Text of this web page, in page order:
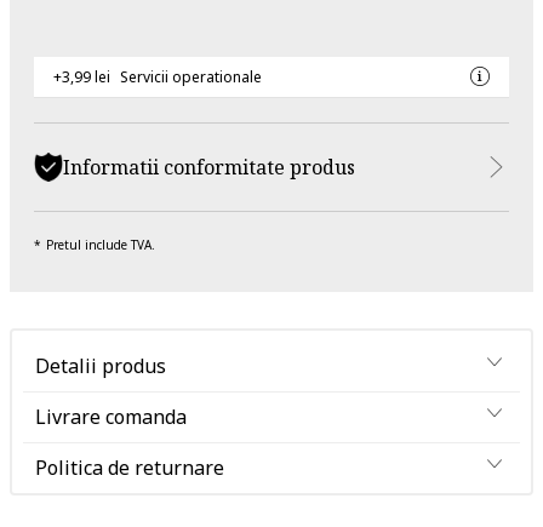
+3,99 lei Servicii operationale
Informatii conformitate produs
Pretul include TVA.
Detalii produs
Livrare comanda
Politica de returnare